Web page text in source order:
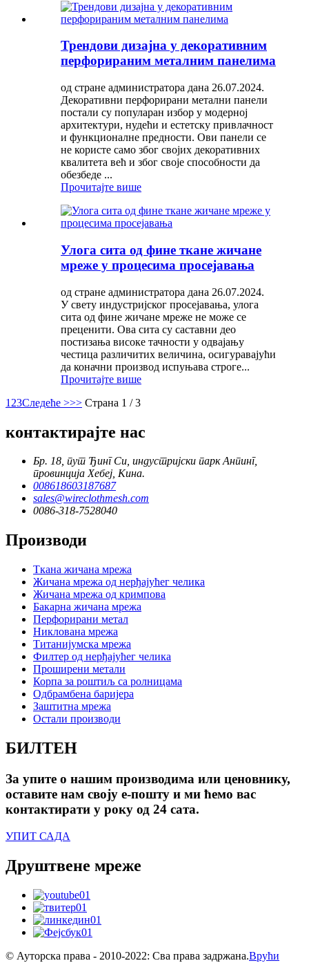
Трендови дизајна у декоративним
перфорираним металним панелима
од стране администратора дана 26.07.2024.
Декоративни перфорирани метални панели
постали су популаран избор у модерној
архитектури, нудећи и естетску привлачност
и функционалне предности. Ови панели се
не користе само због својих декоративних
квалитета већ и због своје способности да
обезбеде ...
Прочитајте више
Улога сита од фине ткане жичане
мреже у процесима просејавања
од стране администратора дана 26.07.2024.
У свету индустријског просејавања, улога
сита од фине жичане мреже не може се
преценити. Ова сита су саставни део
постизања високе тачности у одвајању
честица различитих величина, осигуравајући
да коначни производ испуњава строге...
Прочитајте више
1 23Следеће >>> Страна 1 / 3
контактирајте нас
Бр. 18, пут Ђинг Си, индустријски парк Анпинг,
провинција Хебеј, Кина.
008618603187687
sales@wireclothmesh.com
0086-318-7528040
Производи
Ткана жичана мрежа
Жичана мрежа од нерђајућег челика
Жичана мрежа од кримпова
Бакарна жичана мрежа
Перфорирани метал
Никлована мрежа
Титанијумска мрежа
Филтер од нерђајућег челика
Проширени метали
Корпа за роштиљ са ролницама
Одбрамбена баријера
Заштитна мрежа
Остали производи
БИЛТЕН
За упите о нашим производима или ценовнику,
оставите нам своју е-пошту и ми ћемо вас
контактирати у року од 24 сата.
УПИТ САДА
Друштвене мреже
© Ауторска права - 2010-2022: Сва права задржана.Врући